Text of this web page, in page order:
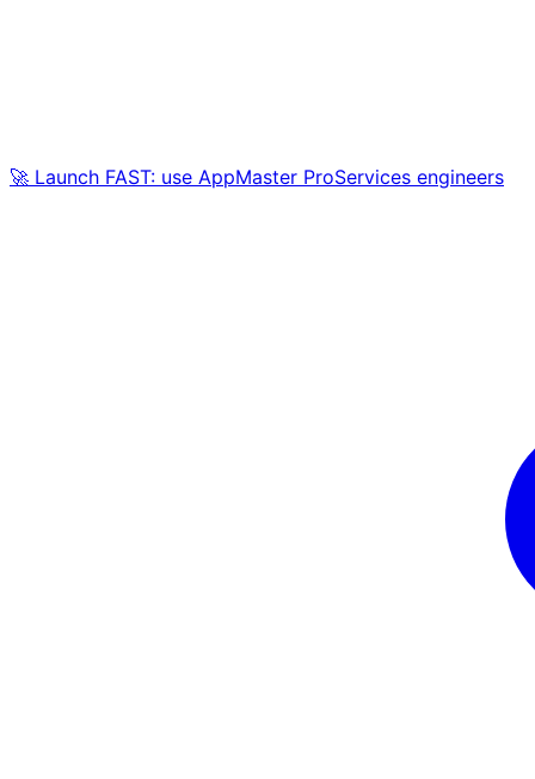
🚀 Launch FAST: use AppMaster ProServices engineers